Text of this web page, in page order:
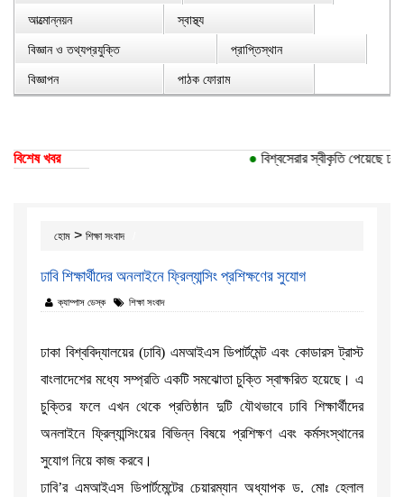
আত্মোন্নয়ন
স্বাস্থ্য
বিজ্ঞান ও তথ্যপ্রযুক্তি
প্রাপ্তিস্থান
বিজ্ঞাপন
পাঠক ফোরাম
বিশেষ খবর বিশ্বসেরার স্বীকৃতি পেয়েছে ঢাকা
হোম > শিক্ষা সংবাদ
ঢাবি শিক্ষার্থীদের অনলাইনে ফ্রিল্যান্সিং প্রশিক্ষণের সুযোগ
ক্যাম্পাস ডেস্ক শিক্ষা সংবাদ
ঢাকা বিশ্ববিদ্যালয়ের (ঢাবি) এমআইএস ডিপার্টমেন্ট এবং কোডারস ট্রাস্ট
বাংলাদেশের মধ্যে সম্প্রতি একটি সমঝোতা চুক্তি স্বাক্ষরিত হয়েছে। এ
চুক্তির ফলে এখন থেকে প্রতিষ্ঠান দুটি যৌথভাবে ঢাবি শিক্ষার্থীদের
অনলাইনে ফ্রিল্যান্সিংয়ের বিভিন্ন বিষয়ে প্রশিক্ষণ এবং কর্মসংস্থানের
সুযোগ নিয়ে কাজ করবে।
ঢাবি’র এমআইএস ডিপার্টমেন্টের চেয়ারম্যান অধ্যাপক ড. মোঃ হেলাল